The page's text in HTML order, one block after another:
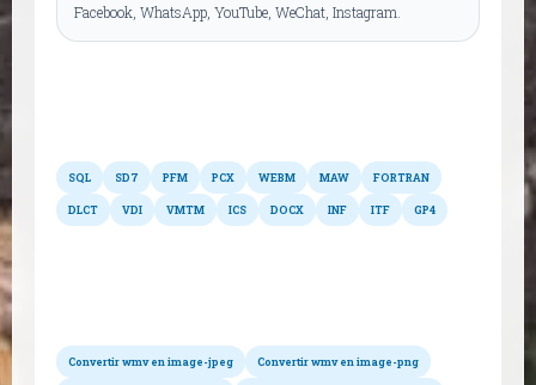
Facebook, WhatsApp, YouTube, WeChat, Instagram.
SQL SD7 PFM PCX WEBM MAW FORTRAN
DLCT VDI VMTM ICS DOCX INF ITF GP4
Convertir wmv en image-jpeg Convertir wmv en image-png